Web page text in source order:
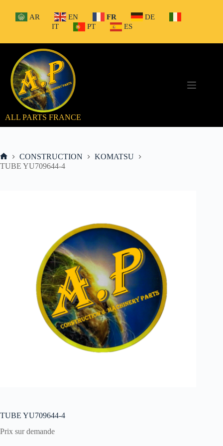
contenu
AR EN FR
DE
IT
PT ES
ALL PARTS FRANCE
Accueil
CONSTRUCTION
KOMATSU
TUBE YU709644-4
TUBE YU709644-4
Prix sur demande